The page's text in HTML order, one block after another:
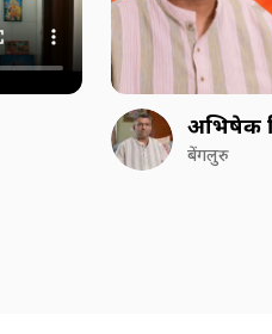
अभिषेक
बेंगलुरु